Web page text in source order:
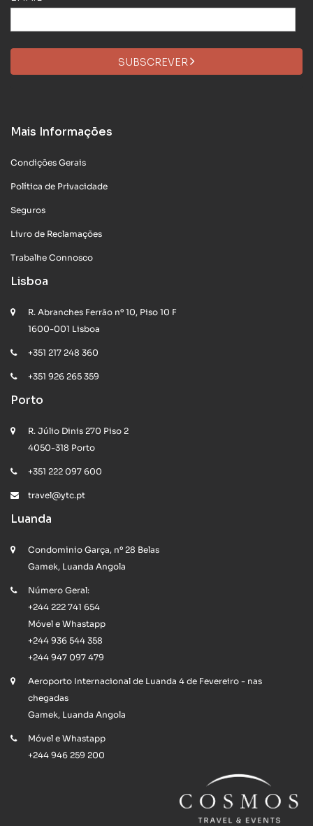
SUBSCREVER
Mais Informações
Condições Gerais
Política de Privacidade
Seguros
Livro de Reclamações
Trabalhe Connosco
Lisboa
R. Abranches Ferrão nº 10, Piso 10 F
1600-001 Lisboa
+351 217 248 360
+351 926 265 359
Porto
R. Júlio Dinis 270 Piso 2
4050-318 Porto
+351 222 097 600
travel@ytc.pt
Luanda
Condominio Garça, nº 28 Belas
Gamek, Luanda Angola
Número Geral:
+244 222 741 654
Móvel e Whastapp
+244 936 544 358
+244 947 097 479
Aeroporto Internacional de Luanda 4 de Fevereiro - nas
chegadas
Gamek, Luanda Angola
Móvel e Whastapp
+244 946 259 200